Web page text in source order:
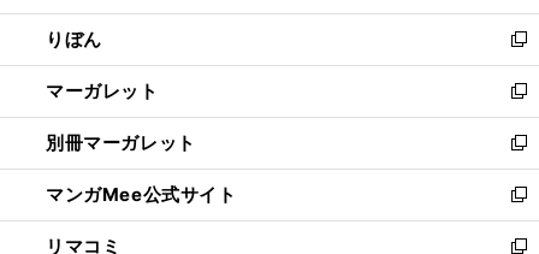
開
く
ウ
で
開
く
ン
ド
ウ
で
開
く
ウ
ィ
ン
ド
ウ
で
開
く
りぼん
新
し
い
ウ
ィ
ン
ド
ウ
で
マーガレット
新
し
い
ウ
ィ
ン
ド
別冊マーガレット
新
し
い
ウ
ィ
マンガMee公式サイト
新
し
リマコミ